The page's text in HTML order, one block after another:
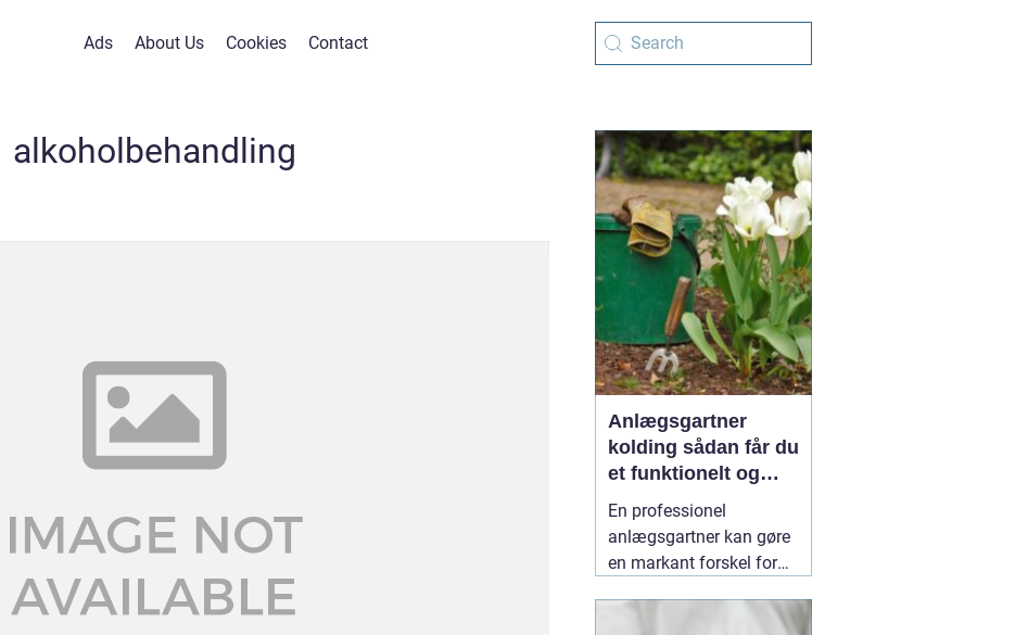
Ads About Us Cookies Contact
alkoholbehandling
Anlægsgartner
kolding sådan får du
et funktionelt og
indbydende uderum
En professionel
anlægsgartner kan gøre
en markant forskel for
funktion i haven. Mange